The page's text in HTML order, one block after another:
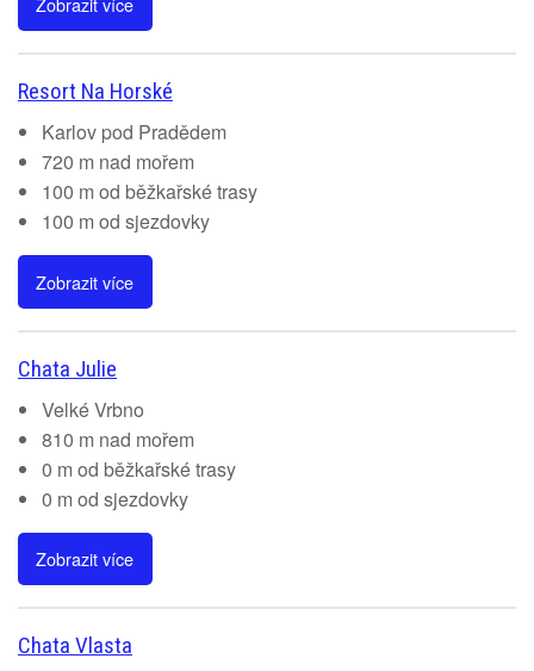
Resort Na Horské
Karlov pod Pradědem
720 m nad mořem
100 m od běžkařské trasy
100 m od sjezdovky
Zobrazit více
Chata Julie
Velké Vrbno
810 m nad mořem
0 m od běžkařské trasy
0 m od sjezdovky
Zobrazit více
Chata Vlasta